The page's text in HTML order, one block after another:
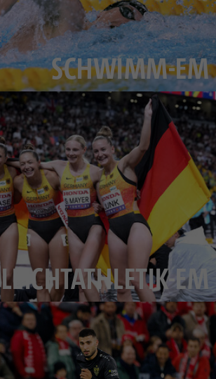
SCHWIMM-EM
LEICHTATHLETIK-EM